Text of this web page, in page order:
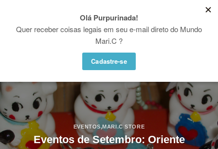
content
Proibido utilizar, copiar ou reproduzir as fotos e vídeos desse site. Copyright
© Mari.C - Todos os direitos reservados
EVENTOS,MARI.C STORE
Eventos de Setembro: Oriente